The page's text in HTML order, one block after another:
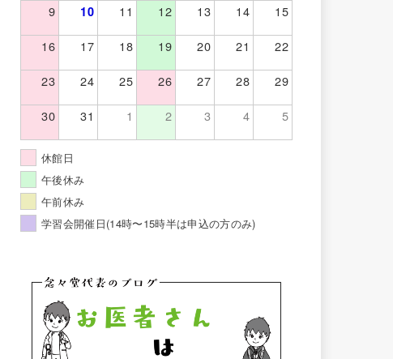
9 10 11 12 13 14 15
16 17 18 19 20 21 22
23 24 25 26 27 28 29
30 31 1 2 3 4 5
休館日
午後休み
午前休み
学習会開催日(14時〜15時半は申込の方のみ)